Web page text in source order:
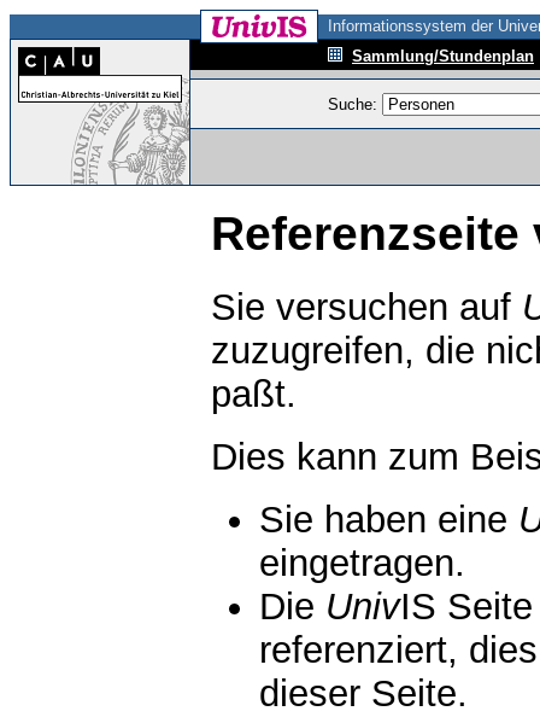
Informationssystem der
Sammlung/Stundenplan
Suche:
Referenzseite
Sie versuchen auf
zuzugreifen, die
paßt.
Dies kann zum
Sie haben eine
eingetragen.
Die UnivIS
referenziert,
dieser Seite.